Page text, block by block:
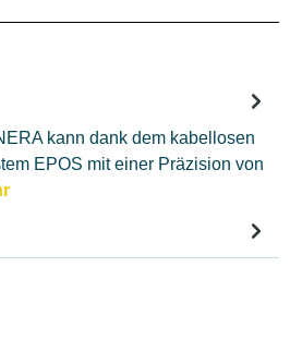
kann dank dem kabellosen
EPOS mit einer Präzision von